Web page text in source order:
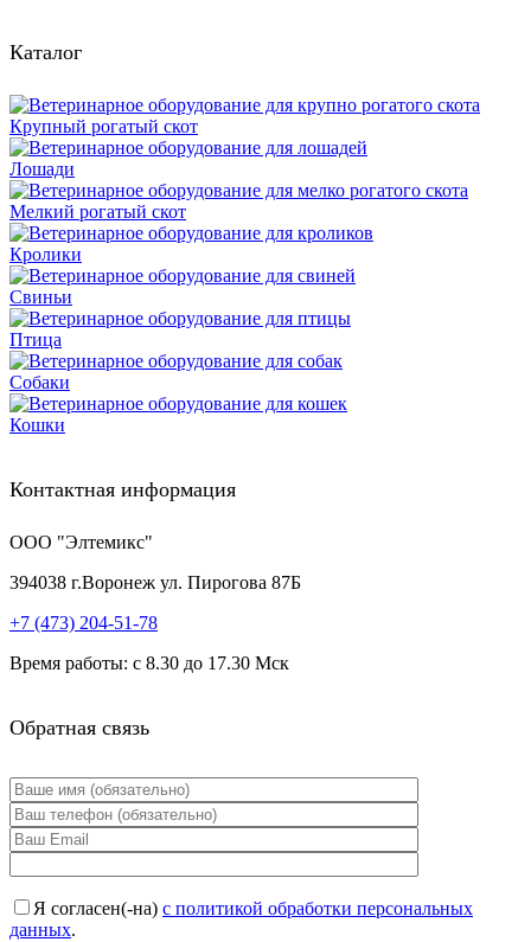
Каталог
Крупный рогатый скот
Лошади
Мелкий рогатый скот
Кролики
Свиньи
Птица
Собаки
Кошки
Контактная информация
ООО "Элтемикс"
394038 г.Воронеж ул. Пирогова 87Б
+7 (473) 204-51-78
Время работы: с 8.30 до 17.30 Мск
Обратная связь
Я согласен(-на) с политикой обработки персональных
данных.